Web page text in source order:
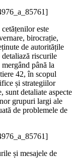
este
birocrație,
de autoritățile
detaliază riscurile
până la
42, în scopul
și strategiilor
sunt detaliate aspecte
grupuri largi ale
de problemele de
și mesajele de